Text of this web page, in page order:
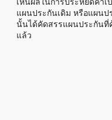
แผนประกันเดิม หรือแผนป
นั้นได้คัดสรรแผนประกันที่
แล้ว